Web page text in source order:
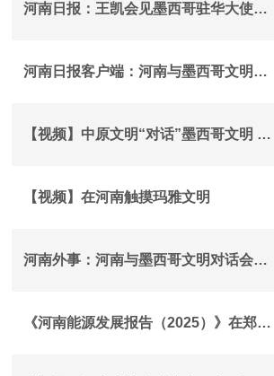
河南日报：王凯会见墨西哥驻华大使施雅德
河南日报客户端：河南与墨西哥文明对话会在郑州召开
【视频】中原文明“对话”墨西哥文明 共探古老文明互鉴
【视频】在河南触摸玛雅文明
河南外事：河南与墨西哥文明对话会在郑州召开
《河南能源发展报告（2025）》在郑州发布